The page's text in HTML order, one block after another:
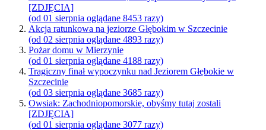
[ZDJĘCIA]
(od 01 sierpnia oglądane 8453 razy)
Akcja ratunkowa na jeziorze Głębokim w Szczecinie
(od 02 sierpnia oglądane 4893 razy)
Pożar domu w Mierzynie
(od 01 sierpnia oglądane 4188 razy)
Tragiczny finał wypoczynku nad Jeziorem Głębokie w
Szczecinie
(od 03 sierpnia oglądane 3685 razy)
Owsiak: Zachodniopomorskie, obyśmy tutaj zostali
[ZDJĘCIA]
(od 01 sierpnia oglądane 3077 razy)